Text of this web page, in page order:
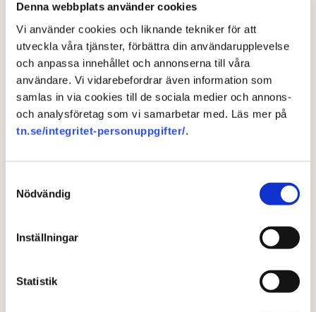
Denna webbplats använder cookies
Vi använder cookies och liknande tekniker för att
utveckla våra tjänster, förbättra din användarupplevelse
och anpassa innehållet och annonserna till våra
användare. Vi vidarebefordrar även information som
samlas in via cookies till de sociala medier och annons-
och analysföretag som vi samarbetar med. Läs mer på
tn.se/integritet-personuppgifter/.
Nödvändig
Inställningar
Statistik
Bild: Privat, Mostphotos
Polisen tillbakavisar kritiken om brist
på agerande mot aktivistaktionerna vid
torvtäkten i Grimsås. ”Det har gjorts
både avvisanden, avlägsnanden och
gripanden”, säger Anna-Lena Mann,
Torvtäkten i Grimsås i Tranemo kommun har sedan 28
juli stoppats av aktivistgruppen Återställ Våtmarker
Neovas maskiner
Aktivisterna klättrar upp på
maskiner – polisen kan inte